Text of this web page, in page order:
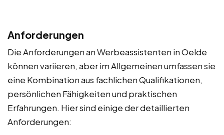
Anforderungen
Die Anforderungen an Werbeassistenten in Oelde
können variieren, aber im Allgemeinen umfassen sie
eine Kombination aus fachlichen Qualifikationen,
persönlichen Fähigkeiten und praktischen
Erfahrungen. Hier sind einige der detaillierten
Anforderungen: